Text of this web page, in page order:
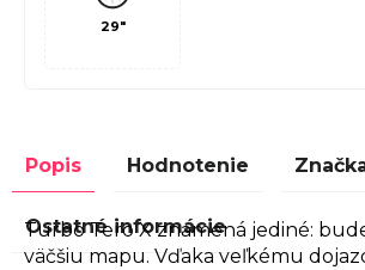
29"
Popis Hodnotenie
Ostatné informácie
Turbo Tero X znamená jediné:
väčšiu mapu. Vďaka veľkému